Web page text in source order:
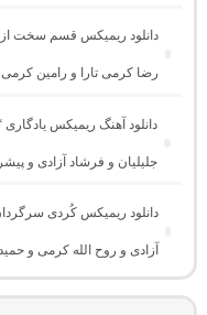
دانلود ریمیکس قسم سخت
رضا کرمی تارا و رامین کرمی
دانلود آهنگ ریمیکس
جلیلیان و فرشاد آزادی و
آزادی و روح الله کرمی و